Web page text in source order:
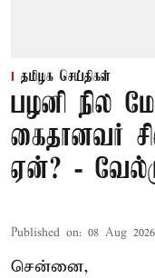
தமிழக செய்திகள்
பழனி நில
கைதானவர்
ஏன்? -
Published on: 08 Aug
சென்னை,